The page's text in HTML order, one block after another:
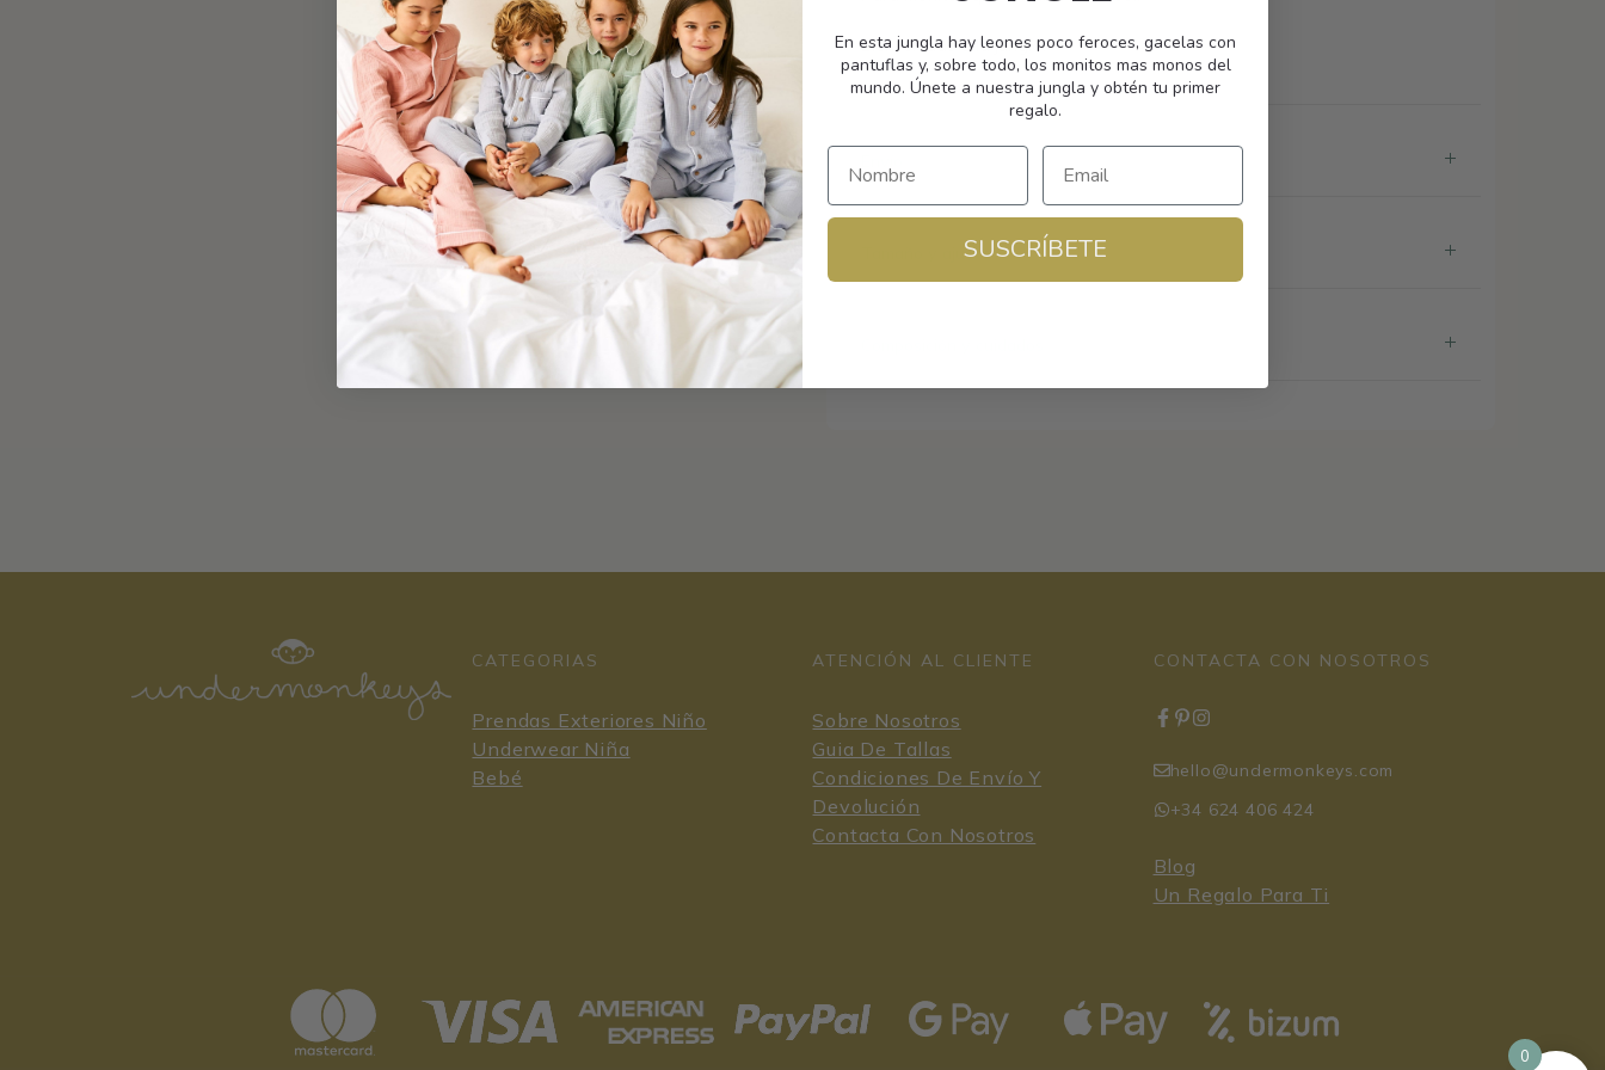
Bienvenidas a la jungla.
Tamaño y ajuste
CATEGORIAS
Prendas Exteriores Niño
Underwear Niña
Bebé
ATENCIÓN AL CLIENTE
Sobre Nosotros
Guia De Tallas
Condiciones De Envío Y
Devolución
Contacta Con Nosotros
CONTACTA CON NOSOTROS
hello@undermonkeys.com
+34 624 406 424
Blog
Un Regalo Para Ti
0
En esta jungla hay leones poco feroces, gacelas con
pantuflas y, sobre todo, los monitos mas monos del
mundo. Únete a nuestra jungla y obtén tu primer
regalo.
SUSCRÍBETE